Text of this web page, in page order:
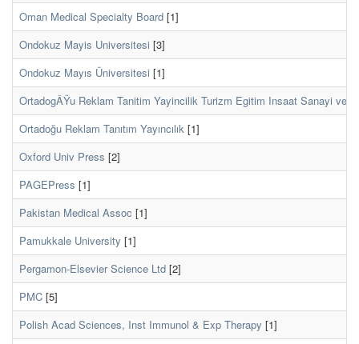
Oman Medical Specialty Board [1]
Ondokuz Mayis Universitesi [3]
Ondokuz Mayıs Üniversitesi [1]
OrtadogÂŸu Reklam Tanitim Yayincilik Turizm Egitim Insaat Sanayi ve
Ortadoğu Reklam Tanıtım Yayıncılık [1]
Oxford Univ Press [2]
PAGEPress [1]
Pakistan Medical Assoc [1]
Pamukkale University [1]
Pergamon-Elsevier Science Ltd [2]
PMC [5]
Polish Acad Sciences, Inst Immunol & Exp Therapy [1]